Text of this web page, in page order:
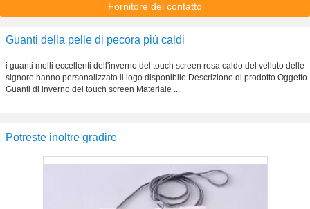
Fornitore del contatto
Guanti della pelle di pecora più caldi
i guanti molli eccellenti dell'inverno del touch screen rosa caldo del velluto delle
signore hanno personalizzato il logo disponibile Descrizione di prodotto Oggetto
Guanti di inverno del touch screen Materiale ...
Potreste inoltre gradire